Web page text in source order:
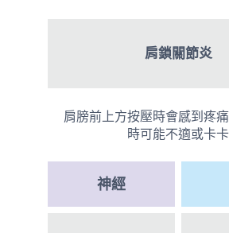
肩鎖關節炎
肩膀前上方按壓時會感到疼
時可能不適或卡卡
神經